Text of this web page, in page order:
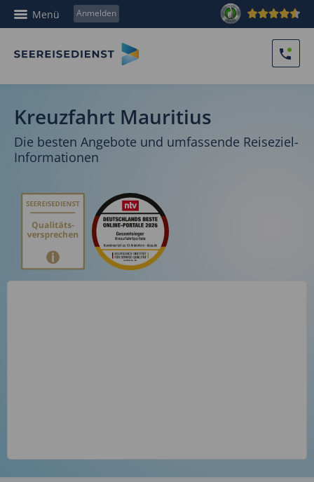
Menü Anmelden
Kreuzfahrt Mauritius
Die besten Angebote und umfassende Reiseziel-
Informationen